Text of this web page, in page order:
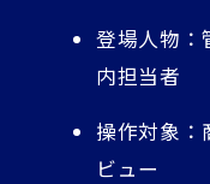
登場人物：
内担当者
操作対象：
ビュー